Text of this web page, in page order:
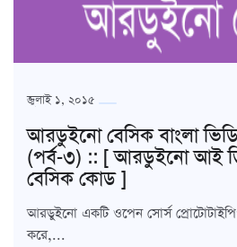
জুলাই ১, ২০১৫
আরডুইনো বেসিক বাংলা
(পর্ব-৩) :: [ আরডুইনো আই
বেসিক কোড ]
আরডুইনো একটি ওপেন সোর্স প্রোটোটাইপিং
করে,...